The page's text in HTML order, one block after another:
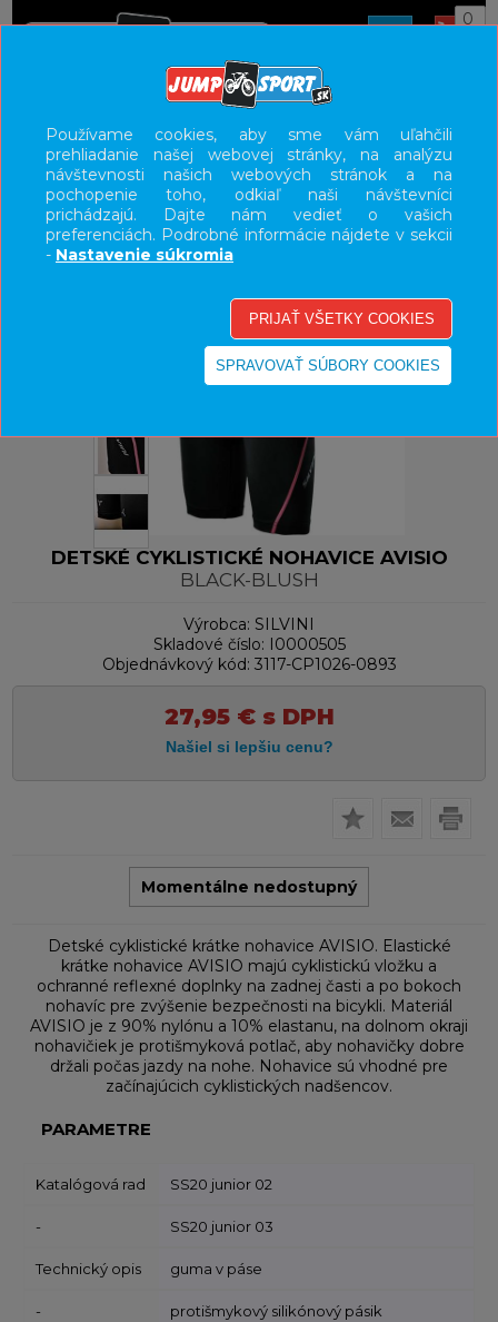
0
UŽÍVATEĽSKÝ PANEL
KATEGÓRIE
HLAVNÉ MENU
DETSKÉ CYKLISTICKÉ NOHAVICE AVISIO
BLACK-BLUSH
Výrobca: SILVINI
Skladové číslo:
I0000505
Objednávkový kód: 3117-CP1026-0893
27,95 €s DPH
Momentálne nedostupný
Detské cyklistické krátke nohavice AVISIO. Elastické
krátke nohavice AVISIO majú cyklistickú vložku a
ochranné reflexné doplnky na zadnej časti a po bokoch
nohavíc pre zvýšenie bezpečnosti na bicykli. Materiál
AVISIO je z 90% nylónu a 10% elastanu, na dolnom okraji
nohavičiek je protišmyková potlač, aby nohavičky dobre
držali počas jazdy na nohe. Nohavice sú vhodné pre
začínajúcich cyklistických nadšencov.
PARAMETRE
Katalógová rad SS20 junior 02
- SS20 junior 03
Technický opis guma v páse
- protišmykový silikónový pásik
Používame cookies, aby sme vám uľahčili
prehliadanie našej webovej stránky, na analýzu
návštevnosti našich webových stránok a na
pochopenie toho, odkiaľ naši návštevníci
prichádzajú. Dajte nám vedieť o vašich
preferenciách. Podrobné informácie nájdete v sekcii
- Nastavenie súkromia